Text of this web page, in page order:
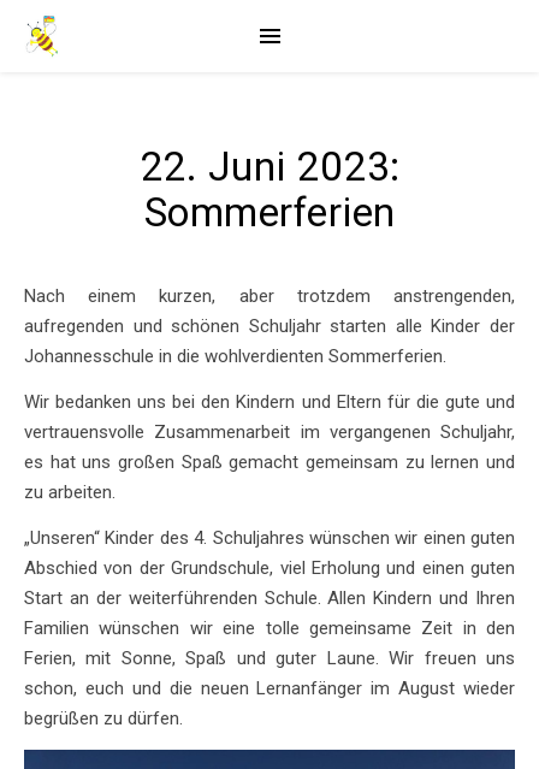
22. Juni 2023:
Sommerferien
Nach einem kurzen, aber trotzdem anstrengenden,
aufregenden und schönen Schuljahr starten alle Kinder der
Johannesschule in die wohlverdienten Sommerferien.
Wir bedanken uns bei den Kindern und Eltern für die gute und
vertrauensvolle Zusammenarbeit im vergangenen Schuljahr,
es hat uns großen Spaß gemacht gemeinsam zu lernen und
zu arbeiten.
„Unseren“ Kinder des 4. Schuljahres wünschen wir einen guten
Abschied von der Grundschule, viel Erholung und einen guten
Start an der weiterführenden Schule. Allen Kindern und Ihren
Familien wünschen wir eine tolle gemeinsame Zeit in den
Ferien, mit Sonne, Spaß und guter Laune. Wir freuen uns
schon, euch und die neuen Lernanfänger im August wieder
begrüßen zu dürfen.